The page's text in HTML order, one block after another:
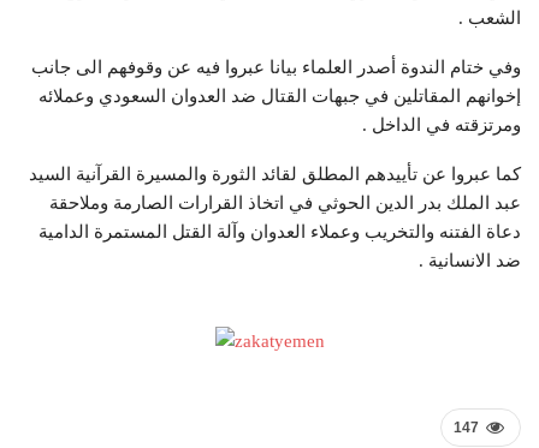
الشعب .
وفي ختام الندوة أصدر العلماء بيانا عبروا فيه عن وقوفهم الى جانب
إخوانهم المقاتلين في جبهات القتال ضد العدوان السعودي وعملائه
ومرتزقته في الداخل .
كما عبروا عن تأييدهم المطلق لقائد الثورة والمسيرة القرآنية السيد
عبد الملك بدر الدين الحوثي في اتخاذ القرارات الصارمة وملاحقة
دعاة الفتنه والتخريب وعملاء العدوان وآلة القتل المستمرة الدامية
ضد الانسانية .
147